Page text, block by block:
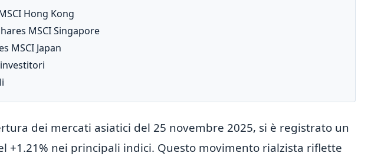
Hong Kong
MSCI Singapore
MSCI Japan
dei mercati asiatici del 25 novembre 2025, si è registrato un
+1.21% nei principali indici. Questo movimento rialzista riflette